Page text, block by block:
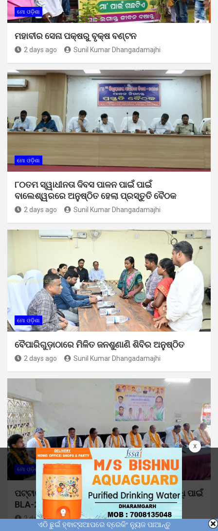
x
ମୋ ଓଡ଼ିଶା
ମହାବୀର ସେନା ପକ୍ଷରୁ ବୃକ୍ଷ ବଣ୍ଟନ
2 days ago Sunil Kumar Dhangadamajhi
ମୋ ଓଡ଼ିଶା
୮୦ତମ ସ୍ୱାଧୀନତା ଦିବସ ପାଳନ ପାଇଁ ପାଇଁ
ବାଲେଶ୍ୱରରେ ଅନୁଷ୍ଠିତ ହେଲା ପ୍ରସ୍ତୁତି ବୈଠକ
2 days ago Sunil Kumar Dhangadamajhi
ମୋ ଓଡ଼ିଶା
ବୈପାରିଗୁଡ଼ାଠାରେ ମିଳିତ ଜନଶୁଣାଣି ଶିବିର ଅନୁଷ୍ଠିତ
2 days ago Sunil Kumar Dhangadamajhi
ମୋ ଓଡ଼ିଶା ରାଜନୀତି
ପଟ୍ଟାଙ୍ଗୀରେ କଂଗ୍ରେସର ସାଙ୍ଗଠନିକ ଶକ୍ତି ବୃଦ୍ଧି ପାଇଁ
BLA-2ଙ୍କୁ ପ୍ରଶିକ୍ଷଣ
2 days ago Sunil Kumar Dhangadamajhi
ଏଠି ଛୁଇଁ ହ୍ଵାଟ୍ସଆପରେ ବ୍ରେକିଂ ନ୍ୟୁଜ ପାଆନ୍ତୁ